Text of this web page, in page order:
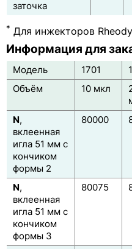
заточка
* Для инжекторов
Информация для
Модель 1701
Объём
10 мкл
N ,
вклеенная
игла 51 мм с
кончиком
формы 2
80000
N ,
вклеенная
игла 51 мм с
кончиком
формы 3
80075